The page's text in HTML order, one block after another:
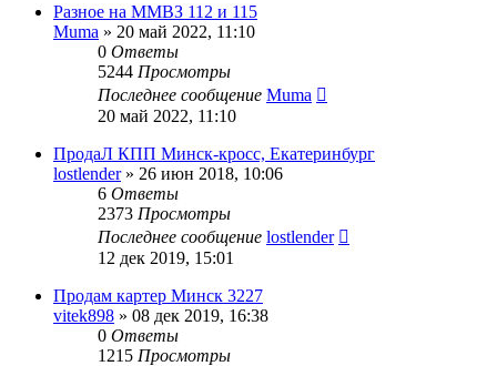
Разное на ММВЗ 112 и 115
Muma » 20 май 2022, 11:10
0 Ответы
5244 Просмотры
Последнее сообщение Muma
20 май 2022, 11:10
ПродаЛ КПП Минск-кросс, Екатеринбург
lostlender» 26 июн 2018, 10:06
6 Ответы
2373 Просмотры
Последнее сообщение lostlender
12 дек 2019, 15:01
Продам картер Минск 3227
vitek898 » 08 дек 2019, 16:38
0 Ответы
1215 Просмотры